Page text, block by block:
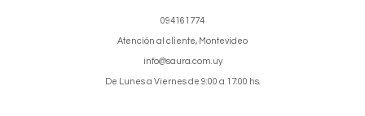
094161774
Atención al cliente, Montevideo
info@saura.com.uy
De Lunes a Viernes de 9:00 a 17:00 hs.